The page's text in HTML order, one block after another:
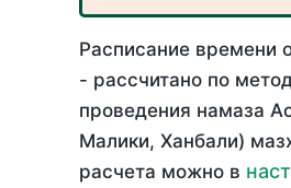
Расписание времени
- рассчитано по
проведения намаза
Малики, Ханбали)
расчета можно в